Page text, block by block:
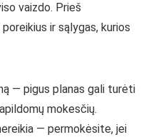
vaizdo. Prieš
ir sąlygas, kurios
— pigus planas gali turėti
mokesčių.
— permokėsite, jei